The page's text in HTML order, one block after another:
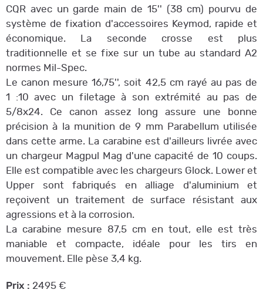
CQR avec un garde main de 15'' (38 cm) pourvu de
système de fixation d'accessoires Keymod, rapide et
économique. La seconde crosse est plus
traditionnelle et se fixe sur un tube au standard A2
normes Mil-Spec.
Le canon mesure 16,75'', soit 42,5 cm rayé au pas de
1 :10 avec un filetage à son extrémité au pas de
5/8x24. Ce canon assez long assure une bonne
précision à la munition de 9 mm Parabellum utilisée
dans cette arme. La carabine est d'ailleurs livrée avec
un chargeur Magpul Mag d'une capacité de 10 coups.
Elle est compatible avec les chargeurs Glock. Lower et
Upper sont fabriqués en alliage d'aluminium et
reçoivent un traitement de surface résistant aux
agressions et à la corrosion.
La carabine mesure 87,5 cm en tout, elle est très
maniable et compacte, idéale pour les tirs en
mouvement. Elle pèse 3,4 kg.
Prix : 2495 €